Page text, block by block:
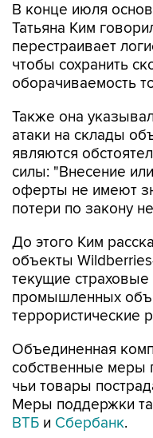
В конце июля
Татьяна Ким
перестраивает
чтобы сохранить
оборачиваемость
Также она
атаки на склады
являются
силы: "Внесение
оферты не имеют
потери по закону
До этого Ким
объекты
текущие
промышленных
террористические
Объединенная
собственные меры
чьи товары
Меры поддержки
ВТБ и Сбербанк.